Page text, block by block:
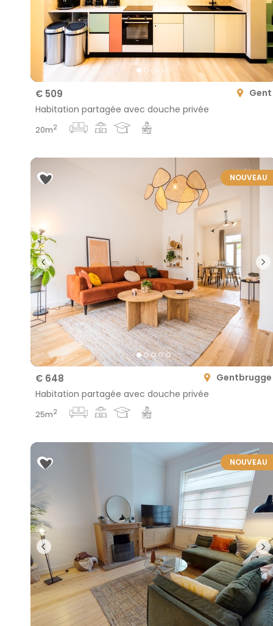
€ 509
Gent
Habitation partagée avec douche privée
20m2
NOUVEAU
€ 648
Gentbrugge
Habitation partagée avec douche privée
25m2
NOUVEAU